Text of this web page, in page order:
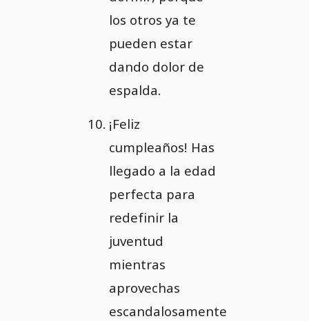
los otros ya te
pueden estar
dando dolor de
espalda.
¡Feliz
cumpleaños! Has
llegado a la edad
perfecta para
redefinir la
juventud
mientras
aprovechas
escandalosamente